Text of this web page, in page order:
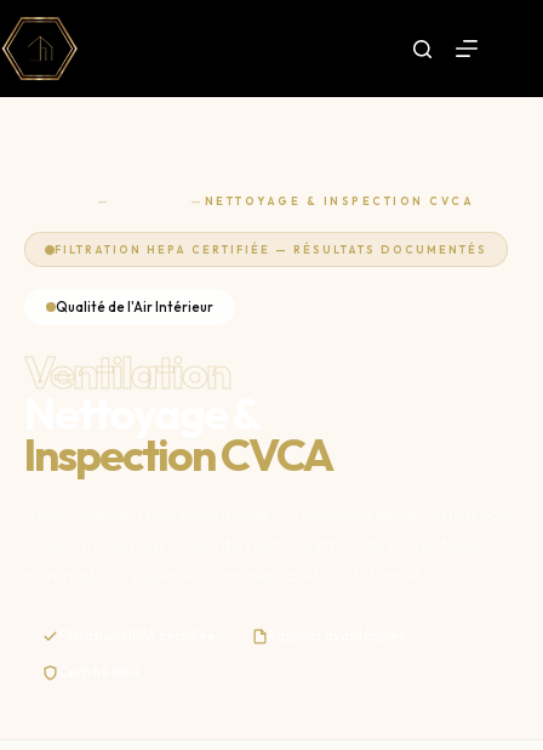
— — NETTOYAGE & INSPECTION CVCA
FILTRATION HEPA CERTIFIÉE — RÉSULTATS DOCUMENTÉS
Qualité de l'Air Intérieur
Ventilation
Inspection CVCA